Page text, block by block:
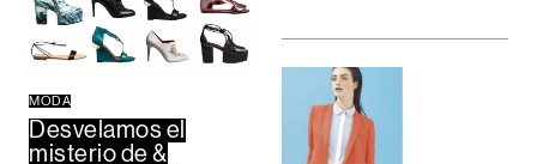
MODA
Desvelamos el
misterio de &